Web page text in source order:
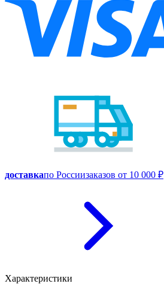
доставкапо Россиизаказов от 10 000 ₽
Характеристики